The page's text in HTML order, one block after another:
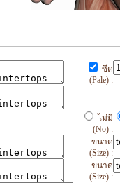
ซีด
(Pale) :
ไม่มี
(No) :
ขนาด
(Size) :
ขนาด
(Size) :